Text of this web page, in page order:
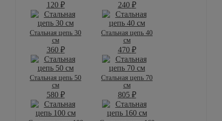
120 ₽ 240 ₽
Стальная цепь 30
см
360 ₽
Стальная цепь 40
см
470 ₽
Стальная цепь 50
см
580 ₽
Стальная цепь 70
см
805 ₽